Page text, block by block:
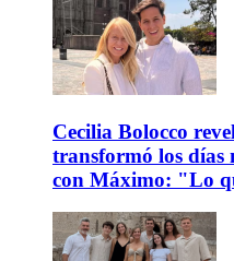
Cecilia Bolocco
transformó los días
con Máximo: "Lo